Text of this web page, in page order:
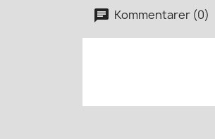
Kommentarer (0)